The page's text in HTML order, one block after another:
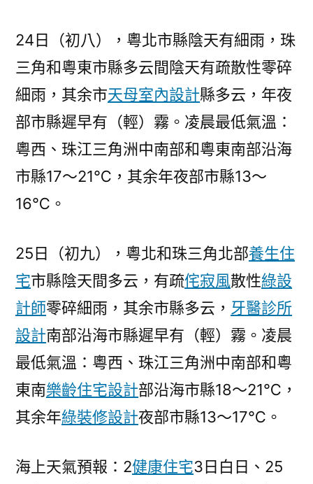
24日（初八），粵北市縣陰天有細雨，珠
三角和粵東市縣多云間陰天有疏散性零碎
細雨，其余市天母室內設計縣多云，年夜
部市縣遲早有（輕）霧。凌晨最低氣溫：
粵西、珠江三角洲中南部和粵東南部沿海
市縣17～21℃，其余年夜部市縣13～
16℃。
25日（初九），粵北和珠三角北部養生住
宅市縣陰天間多云，有疏侘寂風散性綠設
計師零碎細雨，其余市縣多云， 牙醫診所
設計南部沿海市縣遲早有（輕）霧。凌晨
最低氣溫：粵西、珠江三角洲中南部和粵
東南樂齡住宅設計部沿海市縣18～21℃，
其余年綠裝修設計夜部市縣13～17℃。
海上天氣預報：2健康住宅3日白日、25